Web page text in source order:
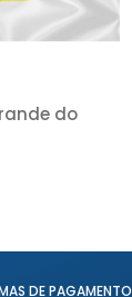
do
DE PAGAMENTO